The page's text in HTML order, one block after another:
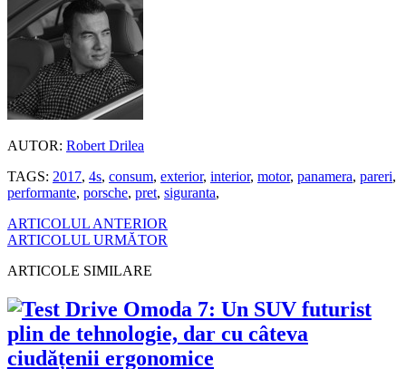
AUTOR: Robert Drilea
TAGS: 2017, 4s, consum, exterior, interior, motor, panamera, pareri,
performante, porsche, pret, siguranta,
ARTICOLUL ANTERIOR
ARTICOLUL URMĂTOR
ARTICOLE SIMILARE